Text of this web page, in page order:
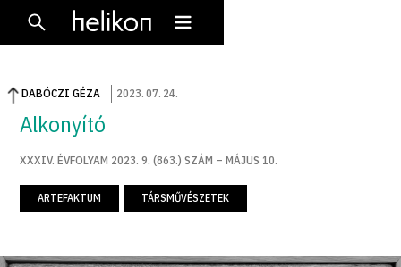
DABÓCZI GÉZA 2023.07. 24.
Alkonyító
XXXIV. ÉVFOLYAM 2023. 9. (863.) SZÁM – MÁJUS 10.
ARTEFAKTUM TÁRSMŰVÉSZETEK